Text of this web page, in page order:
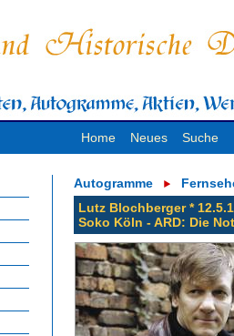
Home Neues Suche
Autogramme
Lutz Blochberger *
Soko Köln - ARD: Die